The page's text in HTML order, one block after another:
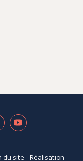
du site - Réalisation